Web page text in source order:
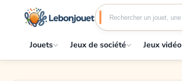
Jouets Jeux de société Jeux vidéo